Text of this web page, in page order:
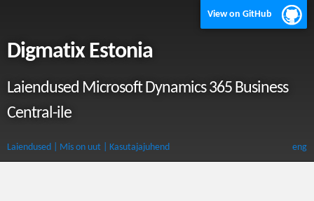
View on GitHub
Digmatix Estonia
Laiendused Microsoft Dynamics 365 Business
Central-ile
Laiendused | Mis on uut | Kasutajajuhend eng